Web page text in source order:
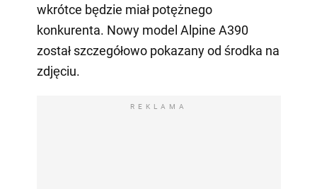
wkrótce będzie miał potężnego
konkurenta. Nowy model Alpine A390
został szczegółowo pokazany od środka na
zdjęciu.
REKLAMA